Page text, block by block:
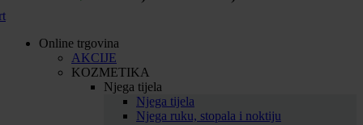
Online trgovina
AKCIJE
KOZMETIKA
Njega tijela
Njega tijela
Njega ruku, stopala i noktiju